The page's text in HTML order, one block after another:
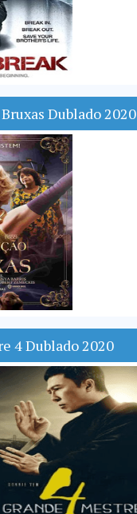
Dublado 2020
4 Dublado 2020